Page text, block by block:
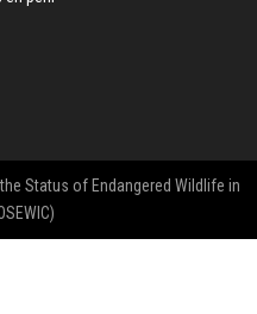
Status of Endangered Wildlife in